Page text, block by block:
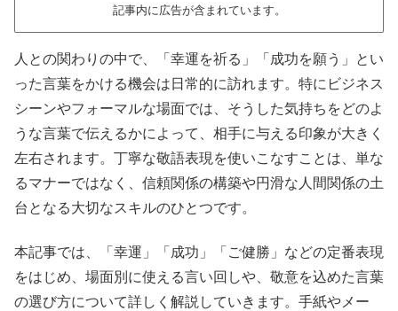
記事内に広告が含まれています。
人との関わりの中で、「幸運を祈る」「成功を願う」とい
った言葉をかける機会は日常的に訪れます。特にビジネス
シーンやフォーマルな場面では、そうした気持ちをどのよ
うな言葉で伝えるかによって、相手に与える印象が大きく
左右されます。丁寧な敬語表現を使いこなすことは、単な
るマナーではなく、信頼関係の構築や円滑な人間関係の土
台となる大切なスキルのひとつです。
本記事では、「幸運」「成功」「ご健勝」などの定番表現
をはじめ、場面別に使える言い回しや、敬意を込めた言葉
の選び方について詳しく解説していきます。手紙やメー